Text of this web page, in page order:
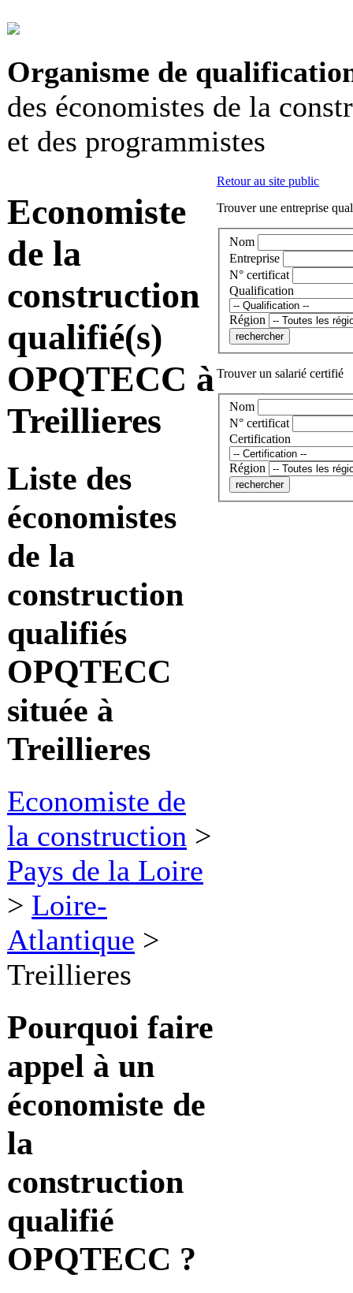
Organisme de
des économistes de la
et des programmistes
Economiste
de la
construction
qualifié(s)
OPQTECC à
Treillieres
Liste des
économistes
de la
construction
qualifiés
OPQTECC
située à
Treillieres
Economiste de
la construction >
Pays de la Loire
> Loire-
Atlantique >
Treillieres
Pourquoi faire
appel à un
économiste de
la
construction
qualifié
OPQTECC ?
Retour au site public
Trouver une entreprise
Nom
Entreprise
N° certificat
Qualification
Région
Trouver un salarié certifié
Nom
N° certificat
Certification
Région